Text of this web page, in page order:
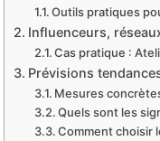
Outils pratiques
Influenceurs,
Cas pratique :
Prévisions
Mesures
Quels sont les
Comment choisir